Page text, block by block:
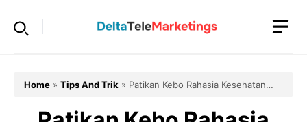
Home » Tips And Trik » Patikan Kebo Rahasia Kesehatan